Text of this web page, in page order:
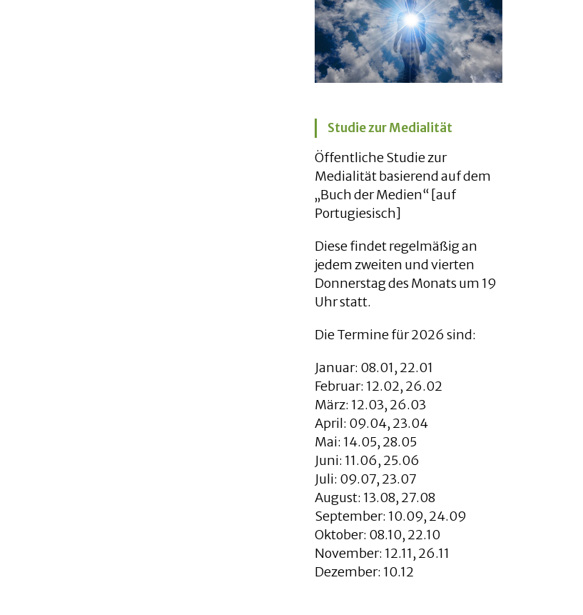
Studie zur Medialität
Öffentliche Studie zur
Medialität basierend auf dem
„Buch der Medien“ [auf
Portugiesisch]
Diese findet regelmäßig an
jedem zweiten und vierten
Donnerstag des Monats um 19
Uhr statt.
Die Termine für 2026 sind:
Januar: 08.01, 22.01
Februar: 12.02, 26.02
März: 12.03, 26.03
April: 09.04, 23.04
Mai: 14.05, 28.05
Juni: 11.06, 25.06
Juli: 09.07, 23.07
August: 13.08, 27.08
September: 10.09, 24.09
Oktober: 08.10, 22.10
November: 12.11, 26.11
Dezember: 10.12